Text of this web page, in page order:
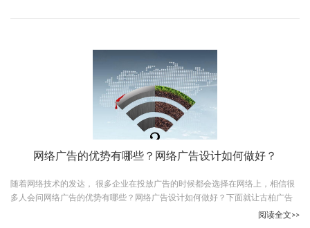
网络广告的优势有哪些？网络广告设计如何做好？
随着网络技术的发达， 很多企业在投放广告的时候都会选择在网络上，相信很
多人会问网络广告的优势有哪些？网络广告设计如何做好？下面就让古柏广告
阅读全文>>